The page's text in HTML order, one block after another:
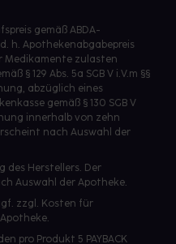
gemäß ABDA-
h. Apothekenabgabepreis
Medikamente zulasten
§ 129 Abs. 5a SGB V i.V.m §§
abzüglich eines
gemäß § 130 SGB V
innerhalb von zehn
nach Auswahl der
des Herstellers. Der
Auswahl der Apotheke.
zzgl. Kosten für
pro Produkt 5 PAYBACK